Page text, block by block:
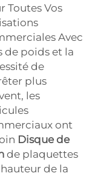
Toutes Vos
Avec
de poids et la
de
plus
les
ont
Disque de
de plaquettes
hauteur de la